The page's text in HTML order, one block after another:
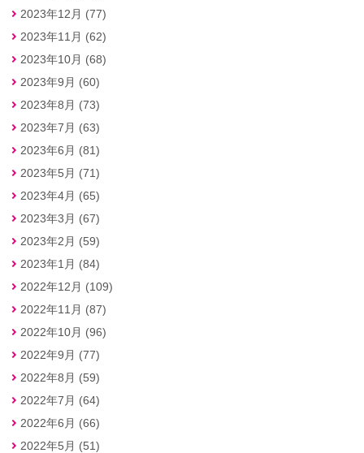
2023年12月 (77)
2023年11月 (62)
2023年10月 (68)
2023年9月 (60)
2023年8月 (73)
2023年7月 (63)
2023年6月 (81)
2023年5月 (71)
2023年4月 (65)
2023年3月 (67)
2023年2月 (59)
2023年1月 (84)
2022年12月 (109)
2022年11月 (87)
2022年10月 (96)
2022年9月 (77)
2022年8月 (59)
2022年7月 (64)
2022年6月 (66)
2022年5月 (51)